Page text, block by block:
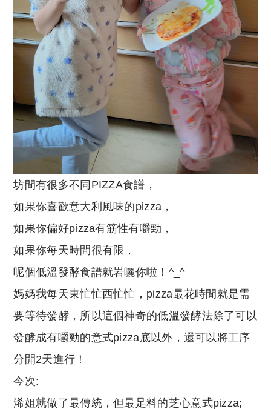
坊間有很多不同PIZZA食譜，
如果你喜歡意大利風味的pizza，
如果你偏好pizza有筋性有嚼勁，
如果你每天時間很有限，
呢個低溫發酵食譜就岩曬你啦！^_^
媽媽我每天東忙忙西忙忙，pizza最花時間就是需
要等待發酵，所以這個神奇的低溫發酵法除了可以
發酵成有嚼勁的意式pizza底以外，還可以將工序
分開2天進行！
今次:
浠姐就做了最傳統，但最足料的芝心意式pizza;